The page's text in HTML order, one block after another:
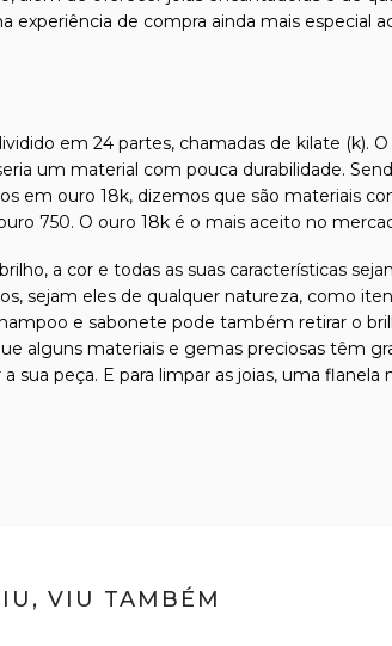
de compra ainda mais especial
em 24 partes, chamadas de kilate (k).
um material com pouca durabilidade.
em ouro 18k, dizemos que são materiais
750. O ouro 18k é o mais aceito no
a cor e todas as suas características
sejam eles de qualquer natureza, como
e sabonete pode também retirar o
alguns materiais e gemas preciosas têm
peça. E para limpar as joias, uma flanela
VIU TAMBÉM